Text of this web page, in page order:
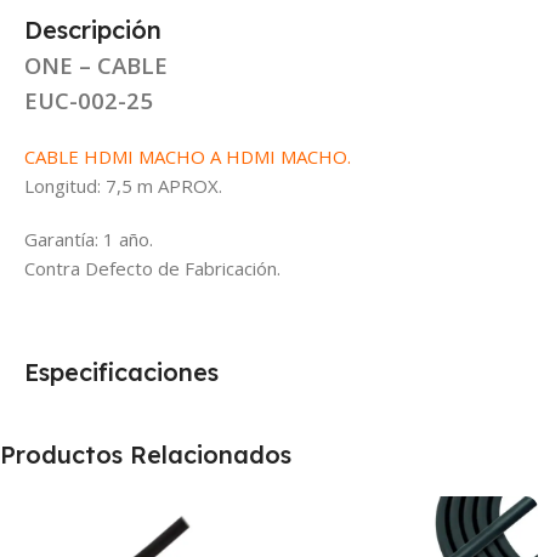
Descripción
ONE – CABLE
EUC-002-25
CABLE HDMI MACHO A HDMI MACHO.
Longitud: 7,5 m APROX.
Garantía: 1 año.
Contra Defecto de Fabricación.
Especificaciones
Productos Relacionados